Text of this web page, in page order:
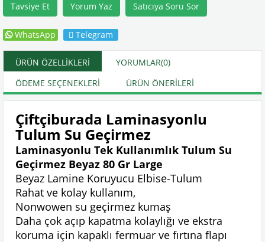
Tavsiye Et Yorum Yaz Satıcıya Soru Sor
WhatsApp Telegram
ÜRÜN ÖZELLIKLERI YORUMLAR(0)
ÖDEME SEÇENEKLERI
ÜRÜN ÖNERILERI
Çiftçiburada Laminasyonlu
Tulum Su Geçirmez
Laminasyonlu Tek Kullanımlık Tulum Su
Geçirmez Beyaz 80 Gr Large
Beyaz Lamine Koruyucu Elbise-Tulum
Rahat ve kolay kullanım,
Nonwowen su geçirmez kumaş
Daha çok açıp kapatma kolaylığı ve ekstra
koruma için kapaklı fermuar ve fırtına flapı